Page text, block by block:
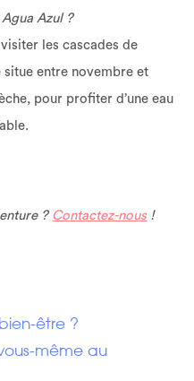
Azul ?
les cascades de
situe entre novembre et
pour profiter d’une eau
? Contactez-nous!
être ?
même au